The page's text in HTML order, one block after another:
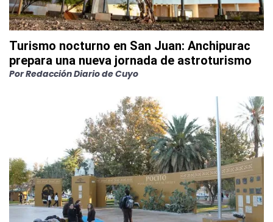
Turismo nocturno en San Juan: Anchipurac
prepara una nueva jornada de astroturismo
PorRedacción Diario de Cuyo